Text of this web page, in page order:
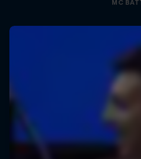
MC